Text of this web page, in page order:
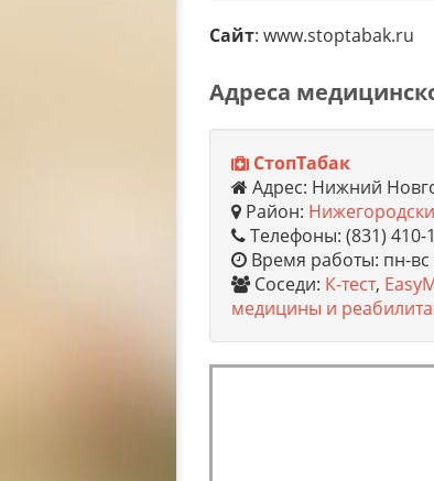
Сайт: www.stoptabak.ru
Адреса
СтопТабак
Адрес: Нижний
Район:
Телефоны: (831) 410-
Время работы: пн-вс
Соседи: К-тест,
медицины и